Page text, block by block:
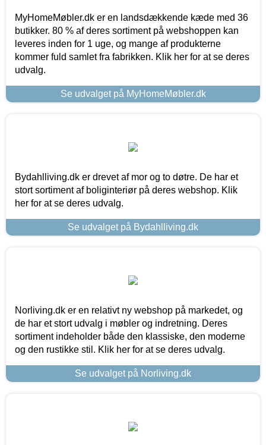
MyHomeMøbler.dk er en landsdækkende kæde med 36
butikker. 80 % af deres sortiment på webshoppen kan
leveres inden for 1 uge, og mange af produkterne
kommer fuld samlet fra fabrikken. Klik her for at se deres
udvalg.
Se udvalget på MyHomeMøbler.dk
Bydahlliving.dk er drevet af mor og to døtre. De har et
stort sortiment af boliginteriør på deres webshop. Klik
her for at se deres udvalg.
Se udvalget på Bydahlliving.dk
Norliving.dk er en relativt ny webshop på markedet, og
de har et stort udvalg i møbler og indretning. Deres
sortiment indeholder både den klassiske, den moderne
og den rustikke stil. Klik her for at se deres udvalg.
Se udvalget på Norliving.dk